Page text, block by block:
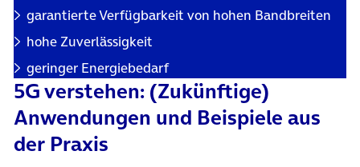
garantierte Verfügbarkeit von hohen Bandbreiten
hohe Zuverlässigkeit
geringer Energiebedarf
5G verstehen: (Zukünftige)
Anwendungen und Beispiele aus
der Praxis